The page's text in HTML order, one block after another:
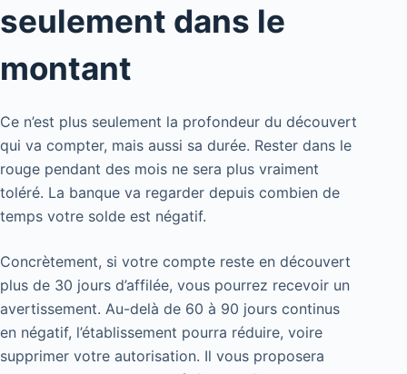
seulement dans le
montant
Ce n’est plus seulement la profondeur du découvert
qui va compter, mais aussi sa durée. Rester dans le
rouge pendant des mois ne sera plus vraiment
toléré. La banque va regarder depuis combien de
temps votre solde est négatif.
Concrètement, si votre compte reste en découvert
plus de 30 jours d’affilée, vous pourrez recevoir un
avertissement. Au-delà de 60 à 90 jours continus
en négatif, l’établissement pourra réduire, voire
supprimer votre autorisation. Il vous proposera